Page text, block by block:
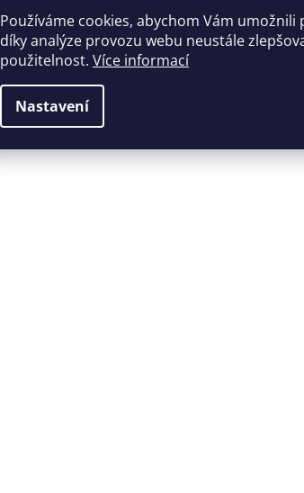
Používáme cookies, abychom Vám
díky analýze provozu webu neustále
použitelnost. Více informací
Nastavení